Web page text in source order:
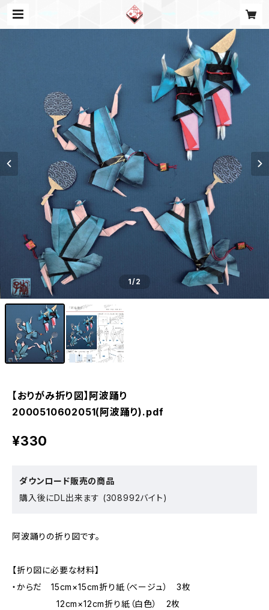
1/2
【おりがみ折り図】阿波踊り
2000510602051(阿波踊り).pdf
¥330
ダウンロード販売の商品
購入後にDL出来ます (308992バイト)
阿波踊りの折り図です。
【折り図に必要な材料】
・からだ 15cm×15cm折り紙（ベージュ） 3枚
12cm×12cm折り紙（白色） 2枚